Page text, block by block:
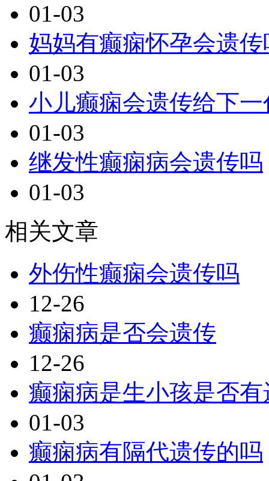
01-03
妈妈有癫痫怀孕会遗传
01-03
小儿癫痫会遗传给下一
01-03
继发性癫痫病会遗传吗
01-03
相关文章
外伤性癫痫会遗传吗
12-26
癫痫病是否会遗传
12-26
癫痫病是生小孩是否有
01-03
癫痫病有隔代遗传的吗